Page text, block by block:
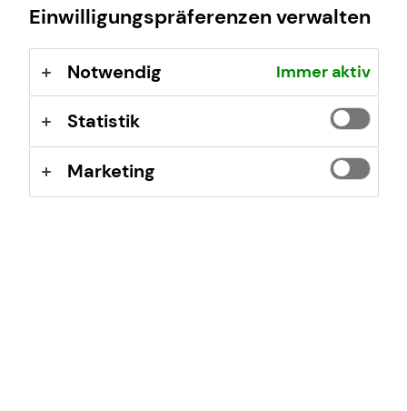
Untertorstraße 13
35410 Hungen
Einwilligungspräferenzen verwalten
Notwendig Immer aktiv
Statistik
Marketing